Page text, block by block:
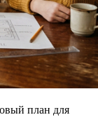
план для